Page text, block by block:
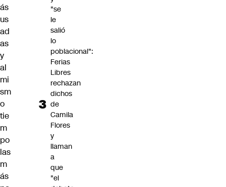
ás
us
ad
as
y
al
mi
sm
o
tie
m
po
las
m
ás
"se
le
salió
lo
poblacional":
Ferias
Libres
rechazan
dichos
de
Camila
Flores
y
llaman
a
que
"el